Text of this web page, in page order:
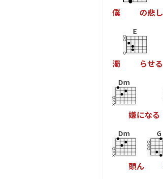
僕 の悲し
濁
E
らせる
Dm
嫌になる
Dm
頭ん
G